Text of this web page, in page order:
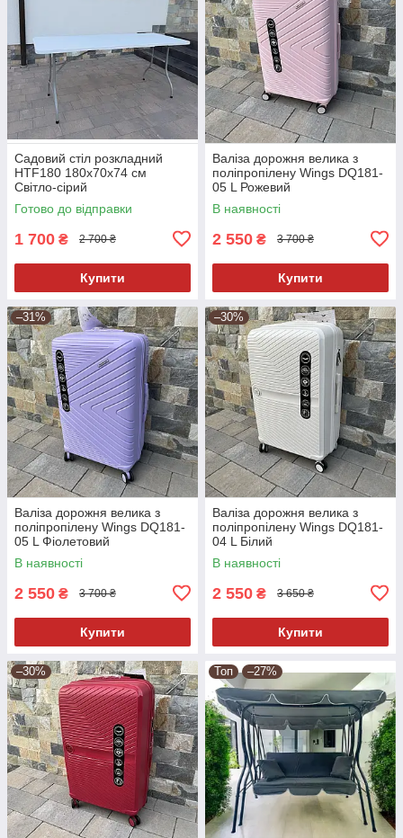
Садовий стіл розкладний
HTF180 180х70х74 см
Світло-сірий
Готово до відправки
1 700 ₴ 2 700 ₴
Купити
Валіза дорожня велика з
поліпропілену Wings DQ181-
05 L Рожевий
В наявності
2 550 ₴ 3 700 ₴
Купити
–31%
Валіза дорожня велика з
поліпропілену Wings DQ181-
05 L Фіолетовий
В наявності
2 550 ₴ 3 700 ₴
Купити
–30%
Валіза дорожня велика з
поліпропілену Wings DQ181-
04 L Білий
В наявності
2 550 ₴ 3 650 ₴
Купити
–30% Топ –27%